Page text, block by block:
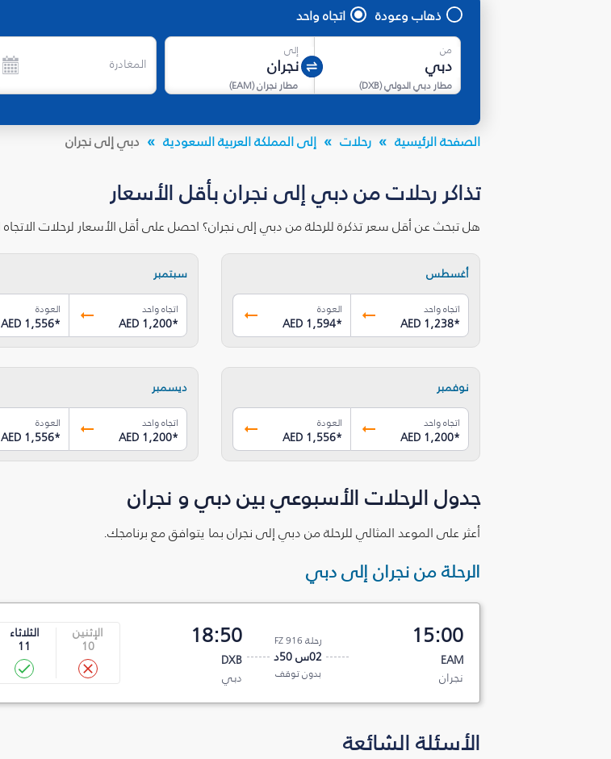
ذهاب وعودة اتجاه واحد
من
مطار دبي الدولي(
DXB
)
إلى
مطار نجران(
EAM
)
المغادرة
الصفحة الرئيسية رحلات إلى المملكة العربية السعودية دبي إلى نجران‎
تذاكر رحلات من دبي إلى نجران‎ بأقل الأسعار
هل تبحث عن أقل سعر تذكرة للرحلة من دبي إلى نجران‎؟ احصل على أقل الأسعار لرحلات الاتجاه الواحد ورحلات الذهاب والعودة على متن فلاي دبي.
أغسطس
اتجاه واحد
AED 1,238*
العودة
AED 1,594*
سبتمبر
اتجاه واحد
AED 1,200*
العودة
AED 1,556*
نوفمبر
اتجاه واحد
AED 1,200*
العودة
AED 1,556*
ديسمبر
اتجاه واحد
AED 1,200*
العودة
AED 1,556*
جدول الرحلات الأسبوعي بين دبي و نجران‎
أعثر على الموعد المثالي للرحلة من دبي إلى نجران‎ بما يتوافق مع برنامجك.
الرحلة من نجران‎ إلى دبي
15:00
EAM
نجران‎
رحلة FZ 916
02س 50د
بدون توقف
18:50
DXB
دبي
الإثنين
10
الثلاثاء
11
الأسئلة الشائعة